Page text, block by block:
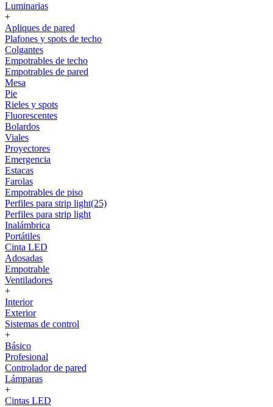
Luminarias
+
Apliques de pared
Plafones y spots de techo
Colgantes
Empotrables de techo
Empotrables de pared
Mesa
Pie
Rieles y spots
Fluorescentes
Bolardos
Viales
Proyectores
Emergencia
Estacas
Farolas
Empotrables de piso
Perfiles para strip light(25)
Perfiles para strip light
Inalámbrica
Portátiles
Cinta LED
Adosadas
Empotrable
Ventiladores
+
Interior
Exterior
Sistemas de control
+
Básico
Profesional
Controlador de pared
Lámparas
+
Cintas LED